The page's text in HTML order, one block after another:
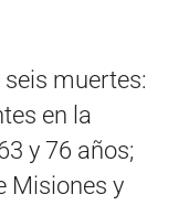
muertes:
en la
y 76 años;
Misiones y